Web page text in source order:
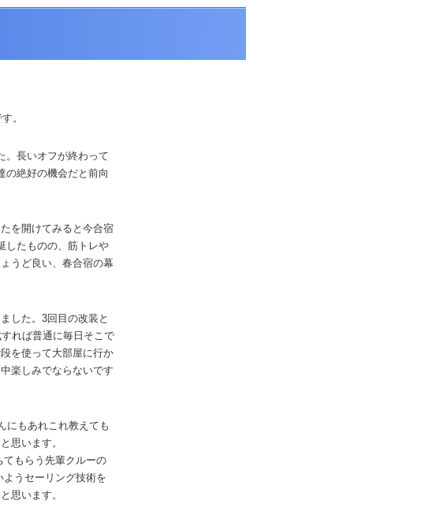
。
。長いオフが終わって
の絶好の機会だと前向
を開けてみると今合宿
したものの、筋トレや
うど良い、春合宿の幕
した。3回目の改装と
れば普通に毎日そこで
を使って大部屋に行か
楽しみでならないです
にもあれこれ教えても
思います。
てもらう先輩クルーの
うセーリング技術を
思います。